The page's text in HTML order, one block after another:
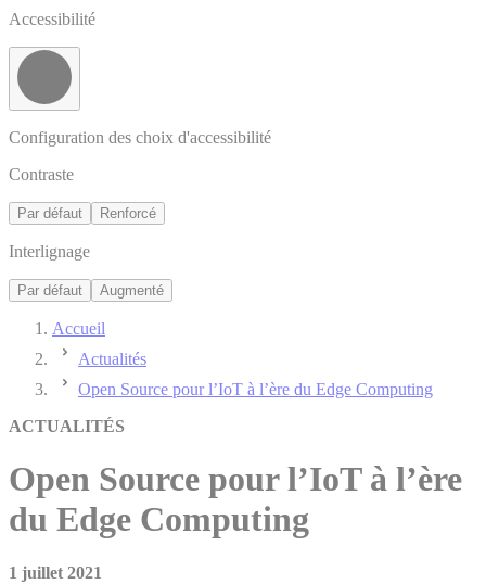
Accessibilité
Configuration des choix d'accessibilité
Contraste
Par défaut Renforcé
Interlignage
Par défaut Augmenté
Accueil
Actualités
Open Source pour l’IoT à l’ère du Edge Computing
ACTUALITÉS
Open Source pour l’IoT à l’ère
du Edge Computing
1 juillet 2021